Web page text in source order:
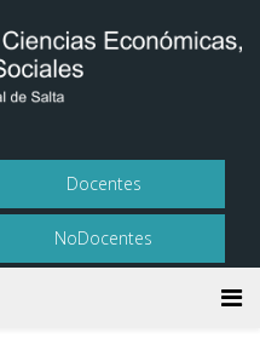
Docentes
NoDocentes